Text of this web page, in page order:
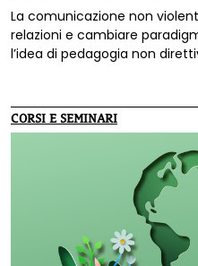
La comunicazione non
relazioni e cambiare
l’idea di pedagogia non
CORSI E SEMINARI